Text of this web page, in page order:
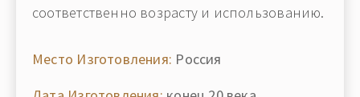
соответственно возрасту и использованию.
Место Изготовления: Россия